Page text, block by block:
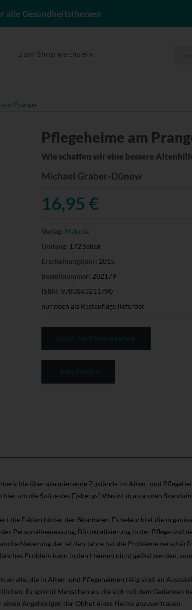
alle Gesundheitsthemen
zum Shop wechseln
am Pranger
Pflegeheime am
Wie schaffen wir eine bessere
Michael Graber-Dünow
16,95 €
Verlag: Mabuse
Umfang: 172 Seiten
Erscheinungsjahr: 2015
Bestellnummer: 202179
ISBN: 9783863211790
nur noch als Restauflage lieferbar
über alarmierende Zustände im Alten- und
um die Spitze des Eisbergs? Was ist dran an den
die Fakten hinter den Skandalen. Es beleuchtet die
Personalbemessung, Bürokratisierung in der Pflege und
Neuerung der letzten Jahre hat die Probleme
Problem kann in den Heimen nicht gelöst werden,
an alle, die in Alten- und Pflegeheimen tätig sind, an
Es spricht Menschen an, die sich mit dem Gedanken
einen Angehörigen der Obhut eines Heims anzuvertrauen.